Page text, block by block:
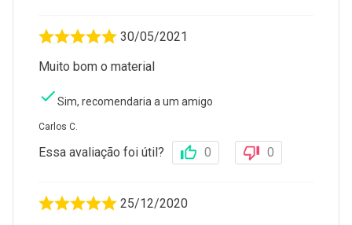
30/05/2021
Muito bom o material
Sim, recomendaria a um amigo
Carlos C.
Essa avaliação foi útil? 0 0
25/12/2020